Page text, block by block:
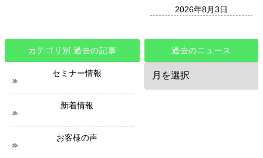
2026年8月3日
カテゴリ別 過去の記事
セミナー情報
新着情報
お客様の声
過去のニュース
過
の